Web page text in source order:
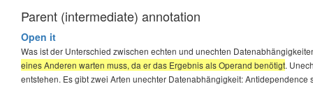
Parent (intermediate) annotation
Open it
Was ist der Unterschied zwischen echten und unechten
eines Anderen warten muss, da er das Ergebnis als Operand benötigt.
entstehen. Es gibt zwei Arten unechter Datenabhängigkeit: Antidependence